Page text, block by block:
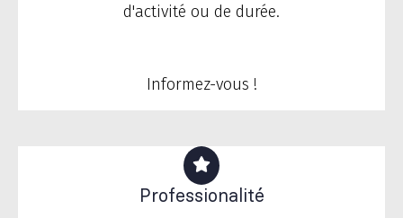
d'activité ou de durée.
Informez-vous !
Professionalité